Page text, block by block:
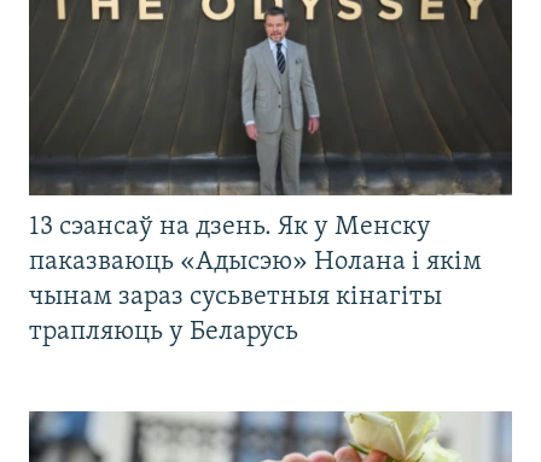
13 сэансаў на дзень. Як у Менску
паказваюць «Адысэю» Нолана і якім
чынам зараз сусьветныя кінагіты
трапляюць у Беларусь